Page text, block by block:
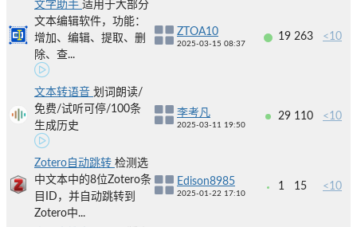
文字助手 适用于大部分
文本编辑软件，功能：
增加、编辑、提取、删
除、查...
ZTOA10
2025-03-15 08:37
19 263 <10
文本转语音 划词朗读/
免费/试听可停/100条
生成历史
李考凡
2025-03-11 19:50
29 110 <10
Zotero自动跳转 检测选
中文本中的8位Zotero条
目ID，并自动跳转到
Zotero中...
Edison8985
2025-01-22 17:10
1 15 <10